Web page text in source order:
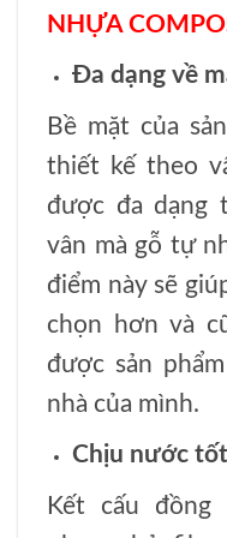
NHỰA
Đa dạng về
Bề mặt của
thiết kế theo
được đa dạng
vân mà gỗ tự
điểm này sẽ
chọn hơn và
được sản
nhà của mình.
Chịu nước
Kết cấu đồng